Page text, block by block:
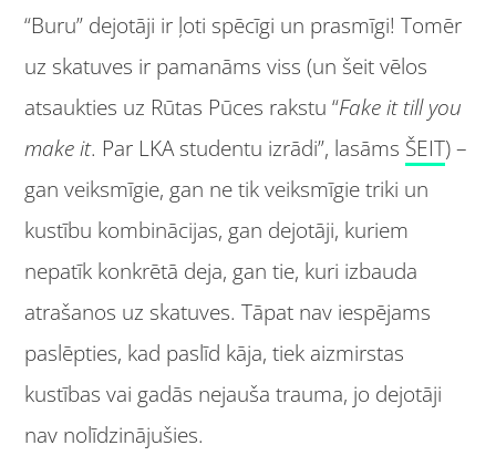
“Buru” dejotāji ir ļoti spēcīgi un prasmīgi! Tomēr
uz skatuves ir pamanāms viss (un šeit vēlos
atsaukties uz Rūtas Pūces rakstu “Fake it till you
make it. Par LKA studentu izrādi”, lasāms ŠEIT) –
gan veiksmīgie, gan ne tik veiksmīgie triki un
kustību kombinācijas, gan dejotāji, kuriem
nepatīk konkrētā deja, gan tie, kuri izbauda
atrašanos uz skatuves. Tāpat nav iespējams
paslēpties, kad paslīd kāja, tiek aizmirstas
kustības vai gadās nejauša trauma, jo dejotāji
nav nolīdzinājušies.